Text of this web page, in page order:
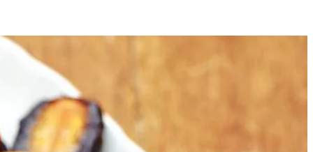
en wat zout. Giet ze af en laat ze droogstomen. Leg ze soort bij